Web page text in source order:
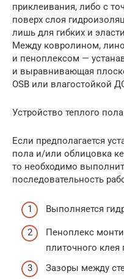
приклеивания, либо с
поверх слоя
лишь для гибких и
Между ковролином,
и пеноплексом —
и выравнивающая
OSB или влагостойкой
Устройство теплого
Если предполагается
пола и/или облицовка
то необходимо
последовательность
Выполняется
Пеноплекс
плиточного клея
Зазоры между